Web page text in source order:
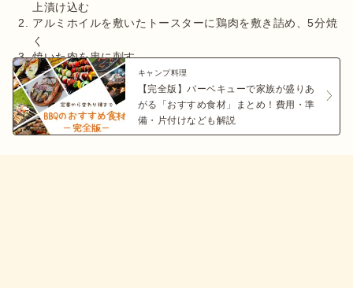
上漬け込む
アルミホイルを敷いたトースターに鶏肉を敷き詰め、5分焼
く
焼いた肉を串に刺す
キャンプ料理
【完全版】バーベキューで家族が盛りあ
がる「おすすめ食材」まとめ！費用・準
備・片付けなども解説